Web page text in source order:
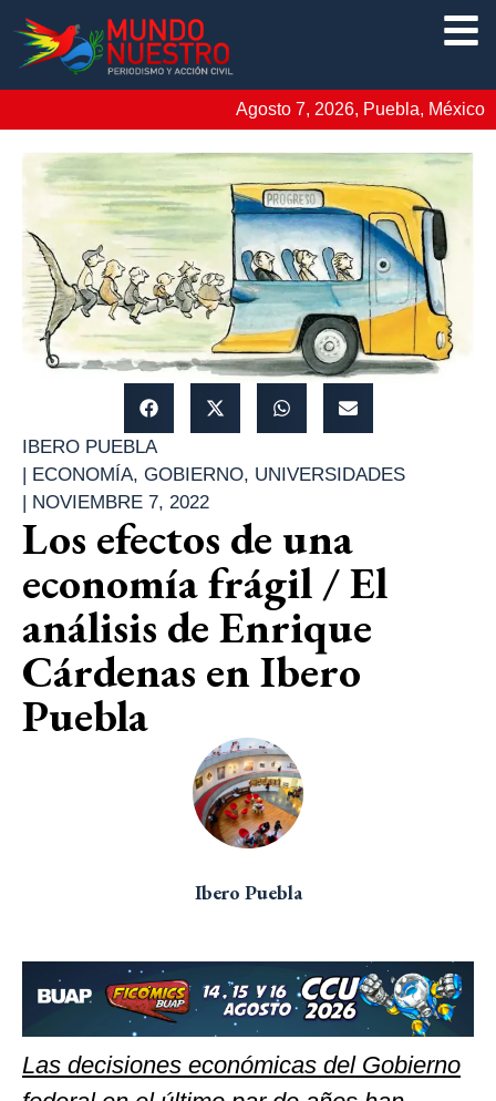
Agosto 7, 2026, Puebla, México
IBERO PUEBLA
| ECONOMÍA, GOBIERNO, UNIVERSIDADES
| NOVIEMBRE 7, 2022
Los efectos de una
economía frágil / El
análisis de Enrique
Cárdenas en Ibero
Puebla
Ibero Puebla
Las decisiones económicas del Gobierno